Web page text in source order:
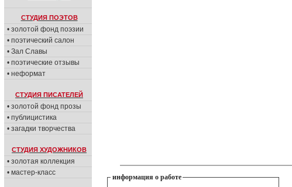
СТУДИЯ ПОЭТОВ
• золотой фонд поэзии
• поэтический салон
• Зал Славы
• поэтические отзывы
• неформат
СТУДИЯ ПИСАТЕЛЕЙ
• золотой фонд прозы
• публицистика
• загадки творчества
СТУДИЯ ХУДОЖНИКОВ
• золотая коллекция
• мастер-класс
информация о работе